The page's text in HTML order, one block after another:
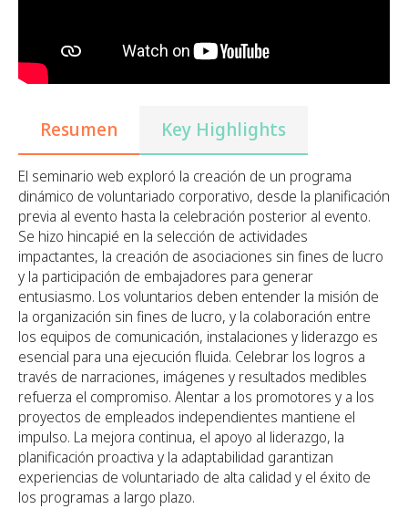
Resumen Key Highlights
El seminario web exploró la creación de un programa
dinámico de voluntariado corporativo, desde la planificación
previa al evento hasta la celebración posterior al evento.
Se hizo hincapié en la selección de actividades
impactantes, la creación de asociaciones sin fines de lucro
y la participación de embajadores para generar
entusiasmo. Los voluntarios deben entender la misión de
la organización sin fines de lucro, y la colaboración entre
los equipos de comunicación, instalaciones y liderazgo es
esencial para una ejecución fluida. Celebrar los logros a
través de narraciones, imágenes y resultados medibles
refuerza el compromiso. Alentar a los promotores y a los
proyectos de empleados independientes mantiene el
impulso. La mejora continua, el apoyo al liderazgo, la
planificación proactiva y la adaptabilidad garantizan
experiencias de voluntariado de alta calidad y el éxito de
los programas a largo plazo.